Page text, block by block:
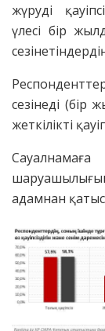
жүруді
үлесі бір
сезінеді (бір
жеткілікті
адамнан